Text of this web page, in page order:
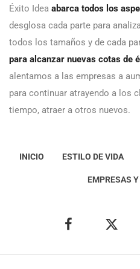
Éxito Idea abarca todos los
desglosa cada parte para
todos los tamaños y de cada
para alcanzar nuevas cotas de
alentamos a las empresas a
para continuar atrayendo a los
tiempo, atraer a otros nuevos.
INICIO ESTILO DE VIDA
EMPRESAS